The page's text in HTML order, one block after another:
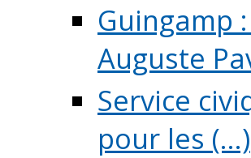
Guingamp
Auguste
Service
pour les (...)